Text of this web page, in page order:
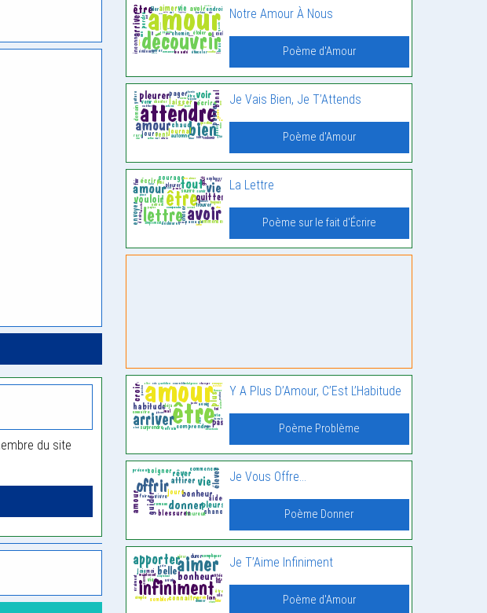
du site
Notre Amour À Nous
Poème d'Amour
Je Vais Bien, Je T’Attends
Poème d'Amour
La Lettre
Poème sur le fait d'Écrire
Y A Plus D’Amour, C’Est L’Habitude
Poème Problème
Je Vous Offre…
Poème Donner
Je T’Aime Infiniment
Poème d'Amour